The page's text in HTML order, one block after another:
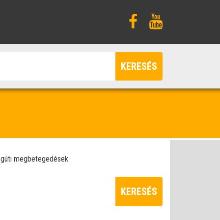
KERESÉS
megbetegedések
KERESÉS